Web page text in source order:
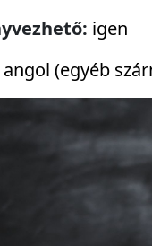
igen
angol (egyéb